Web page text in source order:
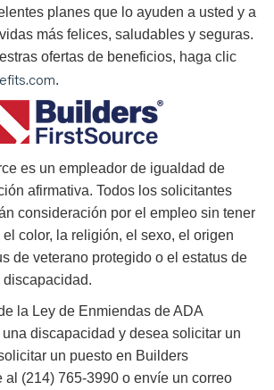
planes que lo ayuden a usted y a
más felices, saludables y seguras.
ofertas de beneficios, haga clic
.
es un empleador de igualdad de
afirmativa. Todos los solicitantes
consideración por el empleo sin tener
color, la religión, el sexo, el origen
de veterano protegido o el estatus de
la Ley de Enmiendas de ADA
discapacidad y desea solicitar un
un puesto en Builders
al (214) 765-3990 o envíe un correo